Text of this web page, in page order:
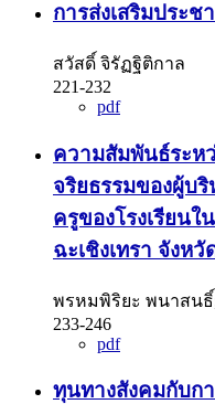
การส่งเสริมประ
สวัสดิ์ จิรัฏฐิติกาล
221-232
pdf
ความสัมพันธ์ระห
จริยธรรมของผู้บริ
ครูของโรงเรียนใ
ฉะเชิงเทรา จังหวั
พรหมพิริยะ พนาสน
233-246
pdf
ทุนทางสังคมกับก